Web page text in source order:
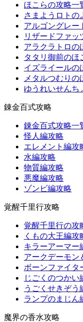
ほこらの攻略一
さまようロトの
アルゴングレー
リザードファッ
アラクラトロの
タタリ御前のほ
イズライールの
メタルつむりの
ゆうれいせんち
錬金百式攻略
錬金百式攻略一
怪人編攻略
エレメント編攻
水編攻略
物質編攻略
悪魔編攻略
ゾンビ編攻略
覚醒千里行攻略
覚醒千里行の攻
くもの大王編攻
キラーアーマー
アークデーモン
ボーンファイタ
じごくのつかい
うごくせきぞう
ランプのまじん
魔界の香水攻略